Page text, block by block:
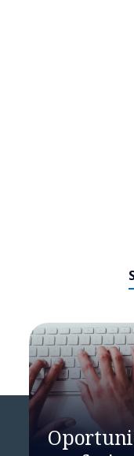
NTT DATA
forma